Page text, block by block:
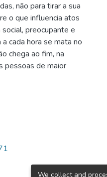
não para tirar a sua
o que influencia atos
preocupante e
cada hora se mata no
chega ao fim, na
pessoas de maior
We collect and